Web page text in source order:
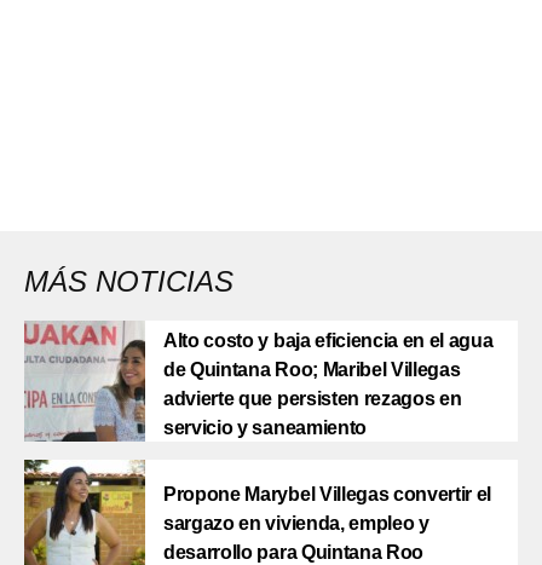
MÁS NOTICIAS
Alto costo y baja eficiencia en el agua
de Quintana Roo; Maribel Villegas
advierte que persisten rezagos en
servicio y saneamiento
Propone Marybel Villegas convertir el
sargazo en vivienda, empleo y
desarrollo para Quintana Roo